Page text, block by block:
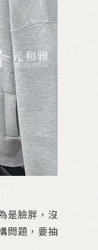
是臉胖，沒
問題，要抽